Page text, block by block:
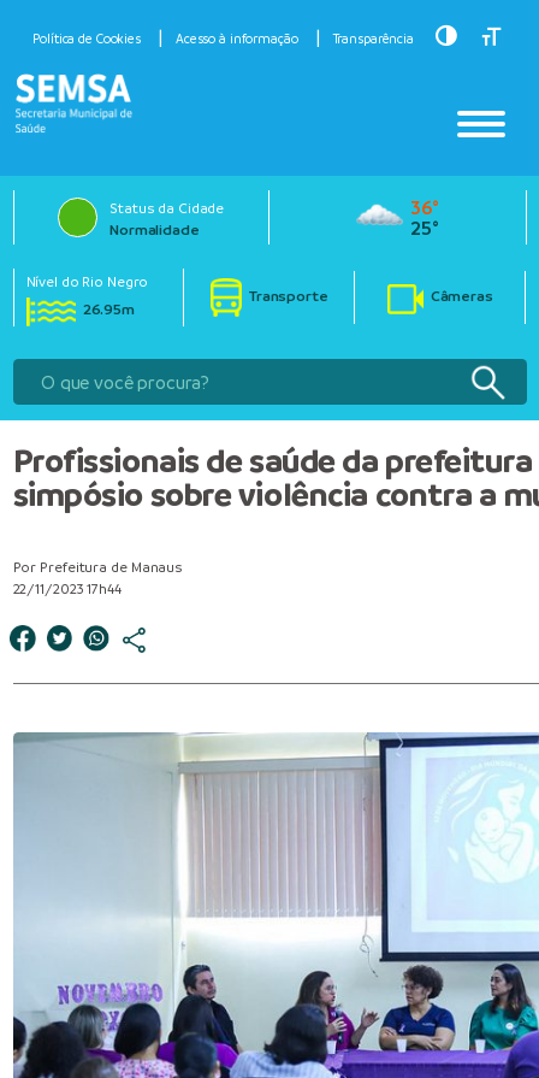
Política de Cookies Acesso à informação Transparência Toggle
Status da Cidade
Normalidade
36°
25°
Nível do Rio Negro
26.95m
Transporte Câmeras
Profissionais de saúde da
simpósio sobre violência contra a
Por Prefeitura de Manaus
22/11/2023 17h44